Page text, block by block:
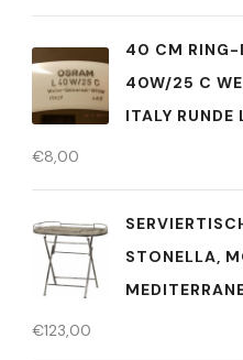
40 CM RING-
40W/25 C
ITALY RUNDE
€8,00
STONELLA,
€123,00